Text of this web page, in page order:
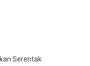
Serentak